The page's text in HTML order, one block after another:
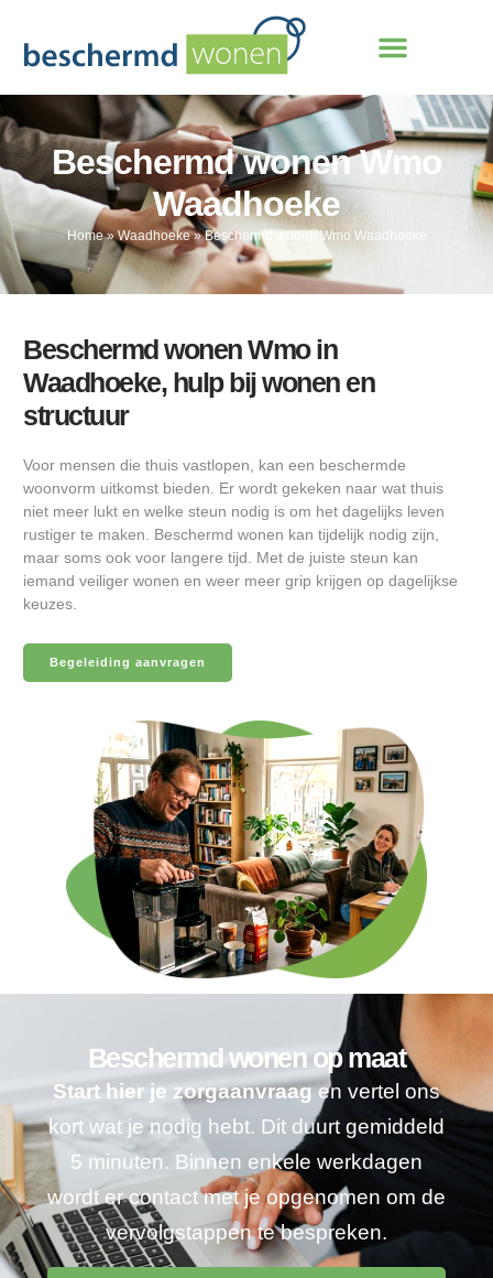
Beschermd wonen Wmo
Waadhoeke
Home»Waadhoeke»Beschermd wonen Wmo Waadhoeke
Beschermd wonen Wmo in
Waadhoeke, hulp bij wonen en
structuur
Voor mensen die thuis vastlopen, kan een beschermde
woonvorm uitkomst bieden. Er wordt gekeken naar wat thuis
niet meer lukt en welke steun nodig is om het dagelijks leven
rustiger te maken. Beschermd wonen kan tijdelijk nodig zijn,
maar soms ook voor langere tijd. Met de juiste steun kan
iemand veiliger wonen en weer meer grip krijgen op dagelijkse
keuzes.
Begeleiding aanvragen
Beschermd wonen op maat
Start hier je zorgaanvraagen vertel ons
kort wat je nodig hebt. Dit duurt gemiddeld
5 minuten. Binnen enkele werkdagen
wordt er contact met je opgenomen om de
vervolgstappen te bespreken.